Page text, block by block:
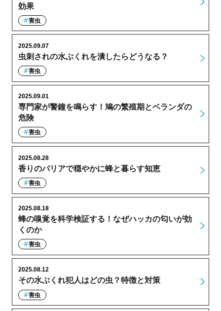
効果
害虫
虫刺されの水ぶくれを潰したらどうなる？
2025.09.07
害虫
専門家が警鐘を鳴らす！鳩の繁殖期とベランダの
危険
2025.09.01
害虫
香りのバリアで穏やかに蜂と暮らす知恵
2025.08.28
害虫
蜂の嗅覚を科学検証する！なぜハッカの匂いが効
くのか
2025.08.18
害虫
その水ぶくれ犯人はどの虫？特徴と対策
2025.08.12
害虫